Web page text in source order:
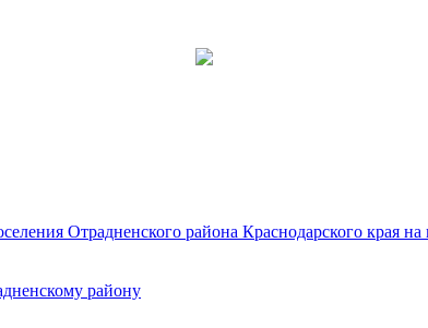
Отрадненского района Краснодарского края на
району